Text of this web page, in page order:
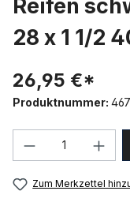
Reifen
28 x 1 1/2
26,95 €*
Produktnummer:
Produkt
Zum Merkzettel